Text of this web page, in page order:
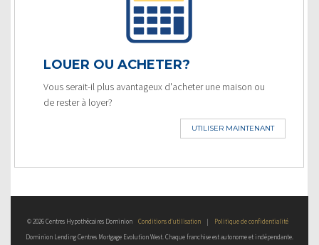
LOUER OU ACHETER?
Vous serait-il plus avantageux d'acheter une maison ou
de rester à loyer?
UTILISER MAINTENANT
© 2026 Centres Hypothécaires Dominion Conditions d’utilisation |
Politique de confidentialité
Dominion Lending Centres Mortgage Evolution West. Chaque franchise est autonome et indépendante.